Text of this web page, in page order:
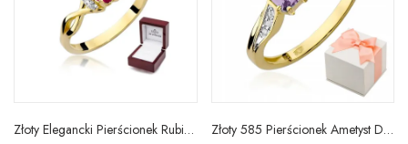
Złoty Elegancki Pierścionek Rubin 0,60ct Brylanty Złoty 585 Pierścionek Ametyst Diamenty Grawer